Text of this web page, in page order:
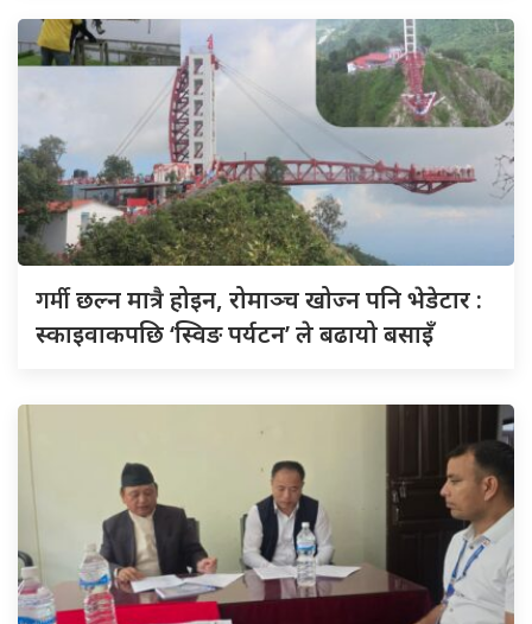
गर्मीछल्न मात्रै होइन, रोमाञ्च खोज्न पनि भेडेटार :
स्काइवाकपछि ‘स्विङ पर्यटन’ ले बढायो बसाइँ